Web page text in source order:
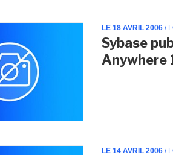
LE 18 AVRIL 2006 /
Sybase
Anywhere
LE 14 AVRIL 2006 /